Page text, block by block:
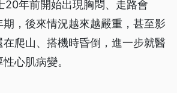
20年前開始出現胸悶、走路會
，後來情況越來越嚴重，甚至影
爬山、搭機時昏倒，進一步就醫
心肌病變。